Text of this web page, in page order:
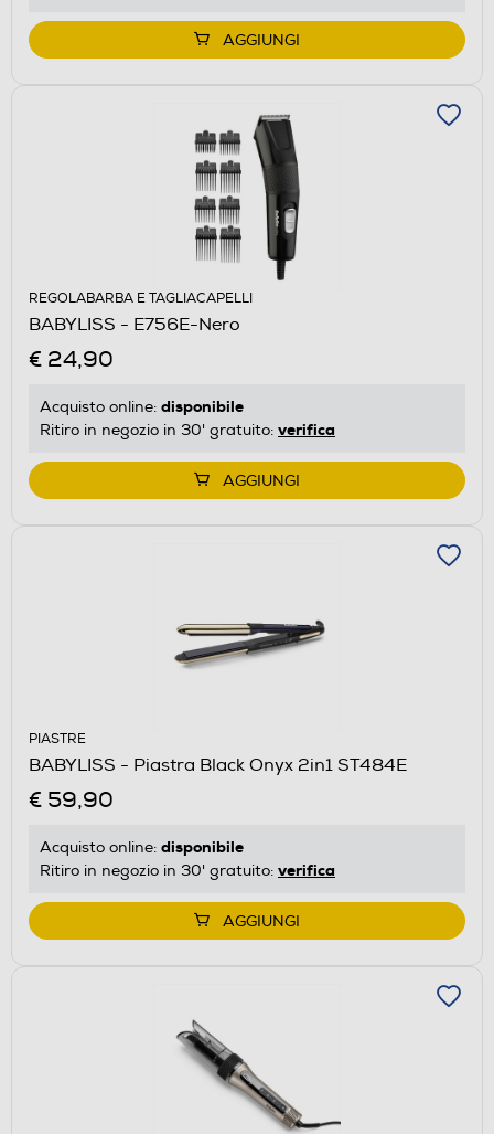
AGGIUNGI
REGOLABARBA E TAGLIACAPELLI
BABYLISS - E756E-Nero
€ 24,90
Acquisto online: disponibile
Ritiro in negozio in 30' gratuito: verifica
AGGIUNGI
PIASTRE
BABYLISS - Piastra Black Onyx 2in1 ST484E
€ 59,90
Acquisto online: disponibile
Ritiro in negozio in 30' gratuito: verifica
AGGIUNGI